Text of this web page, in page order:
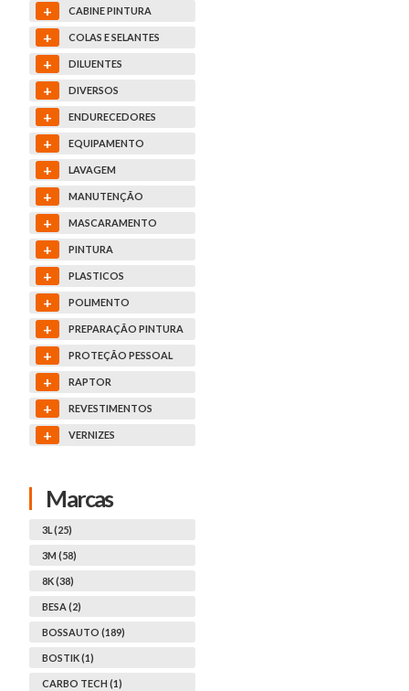
+ CABINE PINTURA
+ COLAS E SELANTES
+ DILUENTES
+ DIVERSOS
+ ENDURECEDORES
+ EQUIPAMENTO
+ LAVAGEM
+ MANUTENÇÃO
+ MASCARAMENTO
+ PINTURA
+ PLASTICOS
+ POLIMENTO
+ PREPARAÇÃO PINTURA
+ PROTEÇÃO PESSOAL
+ RAPTOR
+ REVESTIMENTOS
+ VERNIZES
Marcas
3L (25)
3M (58)
8K (38)
BESA (2)
BOSSAUTO (189)
BOSTIK (1)
CARBO TECH (1)